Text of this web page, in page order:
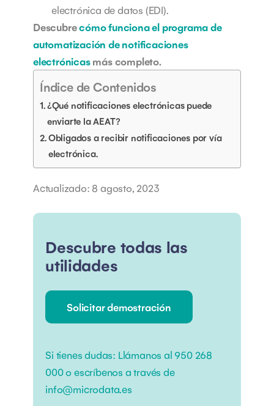
electrónica de datos (EDI).
Descubrecómo funciona el programa de
automatización de notificaciones
electrónicasmás completo.
Índice de Contenidos
¿Qué notificaciones electrónicas puede
enviarte la AEAT?
Obligados a recibir notificaciones por vía
electrónica.
Actualizado: 8 agosto, 2023
Descubre todas las
utilidades
Solicitar demostración
Si tienes dudas: Llámanos al 950 268
000o escríbenos a través de
info@microdata.es